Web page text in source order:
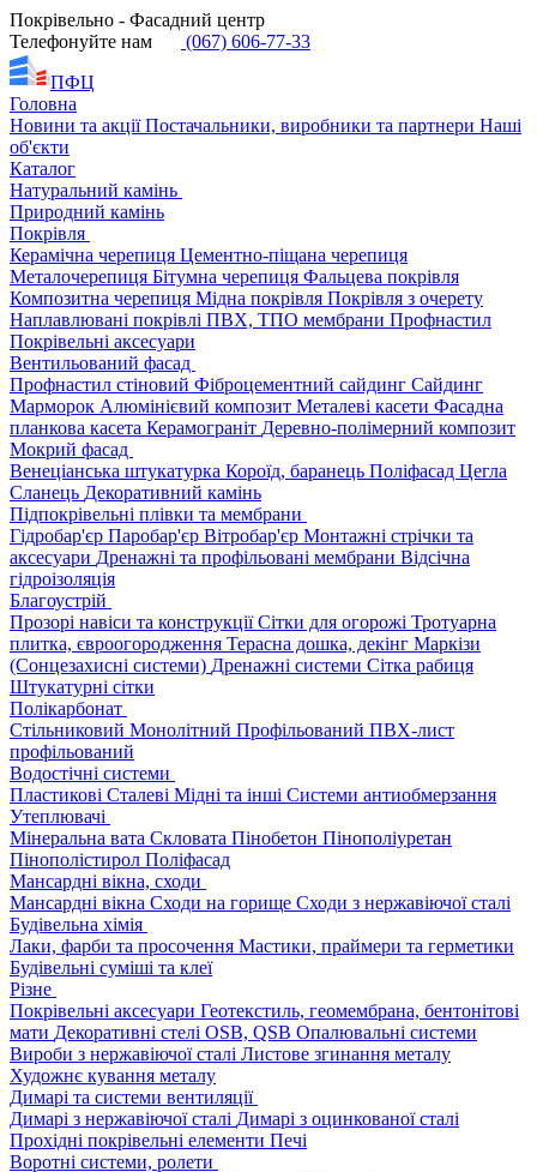
Покрівельно - Фасадний центр
Телефонуйте нам
(067) 606-77-33
ПФЦ
Головна
Новини та акціїПостачальники, виробники та партнери Наші
об'єкти
Каталог
Натуральний камінь
Природний камінь
Покрівля
Керамічна черепиця Цементно-піщана черепиця
Металочерепиця Бітумна черепиця Фальцева покрівля
Композитна черепиця Мідна покрівля Покрівля з очерету
Наплавлювані покрівлі ПВХ, ТПО мембрани Профнастил
Покрівельні аксесуари
Вентильований фасад
Профнастил стіновий Фіброцементний сайдинг Сайдинг
Марморок Алюмінієвий композит Металеві касети Фасадна
планкова касета Керамограніт Деревно-полімерний композит
Мокрий фасад
Венеціанська штукатурка Короїд, баранець Поліфасад Цегла
Сланець Декоративний камінь
Підпокрівельні плівки та мембрани
Гідробар'єр Паробар'єр Вітробар'єр Монтажні стрічки та
аксесуари Дренажні та профільовані мембрани Відсічна
гідроізоляція
Благоустрій
Прозорі навіси та конструкціїСітки для огорожі Тротуарна
плитка, євроогородження Терасна дошка, декінг Маркізи
(Сонцезахисні системи) Дренажні системи Сітка рабиця
Штукатурні сітки
Полікарбонат
Стільниковий Монолітний Профільований ПВХ-лист
профільований
Водостічні системи
Пластикові Сталеві Мідні та інші Системи антиобмерзання
Утеплювачі
Мінеральна вата Скловата Пінобетон Пінополіуретан
Пінополістирол Поліфасад
Мансардні вікна, сходи
Мансардні вікна Сходи на горище Сходи з нержавіючої сталі
Будівельна хімія
Лаки, фарби та просочення Мастики, праймери та герметики
Будівельні суміші та клеї
Різне
Покрівельні аксесуари Геотекстиль, геомембрана, бентонітові
мати Декоративні стелі OSB, QSB Опалювальні системи
Вироби з нержавіючої сталі Листове згинання металу
Художнє кування металу
Димарі та системи вентиляції
Димарі з нержавіючої сталі Димарі з оцинкованої сталі
Прохідні покрівельні елементи Печі
Воротні системи, ролети